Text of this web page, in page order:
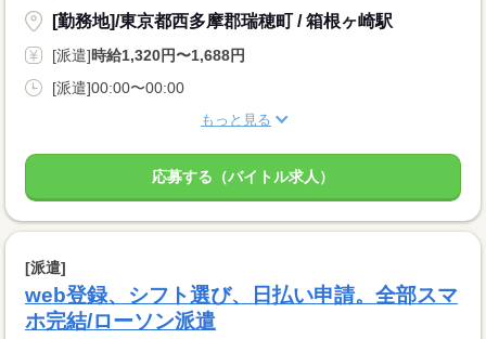
[勤務地]/東京都西多摩郡瑞穂町 / 箱根ヶ崎駅
[派遣]時給1,320円〜1,688円
[派遣]00:00〜00:00
もっと見る
応募する（バイトル求人）
[派遣]
web登録、シフト選び、日払い申請。全部スマ
ホ完結/ローソン派遣